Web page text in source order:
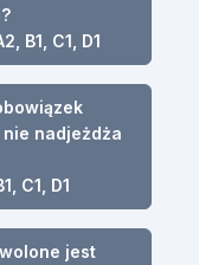
B1, C1, D1
nadjeżdża
C1, D1
jest